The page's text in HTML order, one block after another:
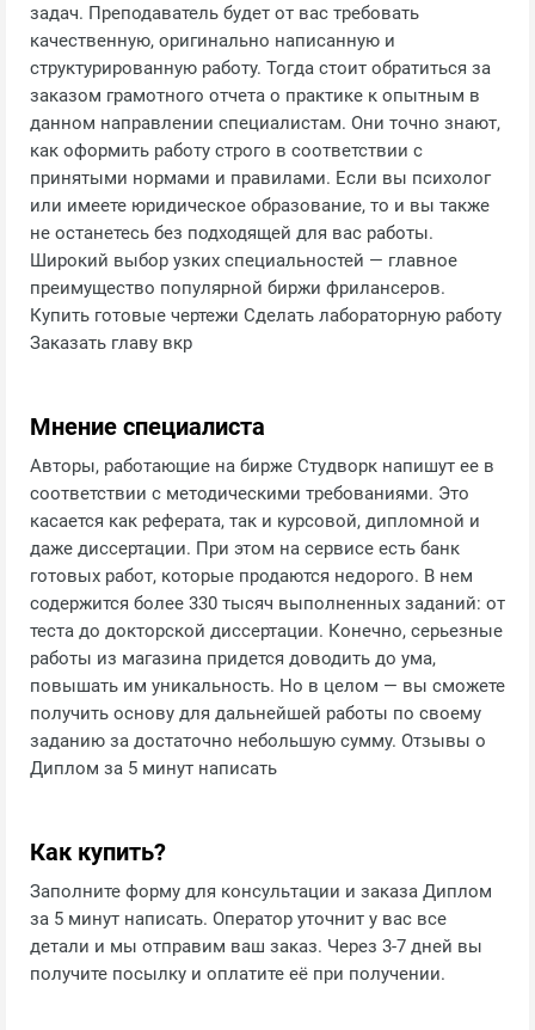
задач. Преподаватель будет от вас требовать
качественную, оригинально написанную и
структурированную работу. Тогда стоит обратиться за
заказом грамотного отчета о практике к опытным в
данном направлении специалистам. Они точно знают,
как оформить работу строго в соответствии с
принятыми нормами и правилами. Если вы психолог
или имеете юридическое образование, то и вы также
не останетесь без подходящей для вас работы.
Широкий выбор узких специальностей — главное
преимущество популярной биржи фрилансеров.
Купить готовые чертежи Сделать лабораторную работу
Заказать главу вкр
Мнение специалиста
Авторы, работающие на бирже Студворк напишут ее в
соответствии с методическими требованиями. Это
касается как реферата, так и курсовой, дипломной и
даже диссертации. При этом на сервисе есть банк
готовых работ, которые продаются недорого. В нем
содержится более 330 тысяч выполненных заданий: от
теста до докторской диссертации. Конечно, серьезные
работы из магазина придется доводить до ума,
повышать им уникальность. Но в целом — вы сможете
получить основу для дальнейшей работы по своему
заданию за достаточно небольшую сумму. Отзывы о
Диплом за 5 минут написать
Как купить?
Заполните форму для консультации и заказа Диплом
за 5 минут написать. Оператор уточнит у вас все
детали и мы отправим ваш заказ. Через 3-7 дней вы
получите посылку и оплатите её при получении.